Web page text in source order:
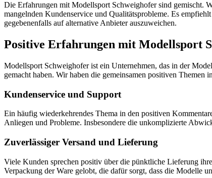
Die Erfahrungen mit Modellsport Schweighofer sind gemischt.
mangelnden Kundenservice und Qualitätsprobleme. Es
gegebenenfalls auf alternative Anbieter auszuweichen.
Positive Erfahrungen mit Modellsport
Modellsport Schweighofer ist ein Unternehmen, das in der
gemacht haben. Wir haben die gemeinsamen positiven Themen
Kundenservice und Support
Ein häufig wiederkehrendes Thema in den positiven
Anliegen und Probleme. Insbesondere die unkomplizierte
Zuverlässiger Versand und Lieferung
Viele Kunden sprechen positiv über die pünktliche Lieferung
Verpackung der Ware gelobt, die dafür sorgt, dass die Modelle